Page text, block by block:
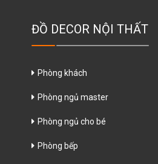
ĐỒ DECOR NỘI THẤT
Phòng khách
Phòng ngủ master
Phòng ngủ cho bé
Phòng bếp